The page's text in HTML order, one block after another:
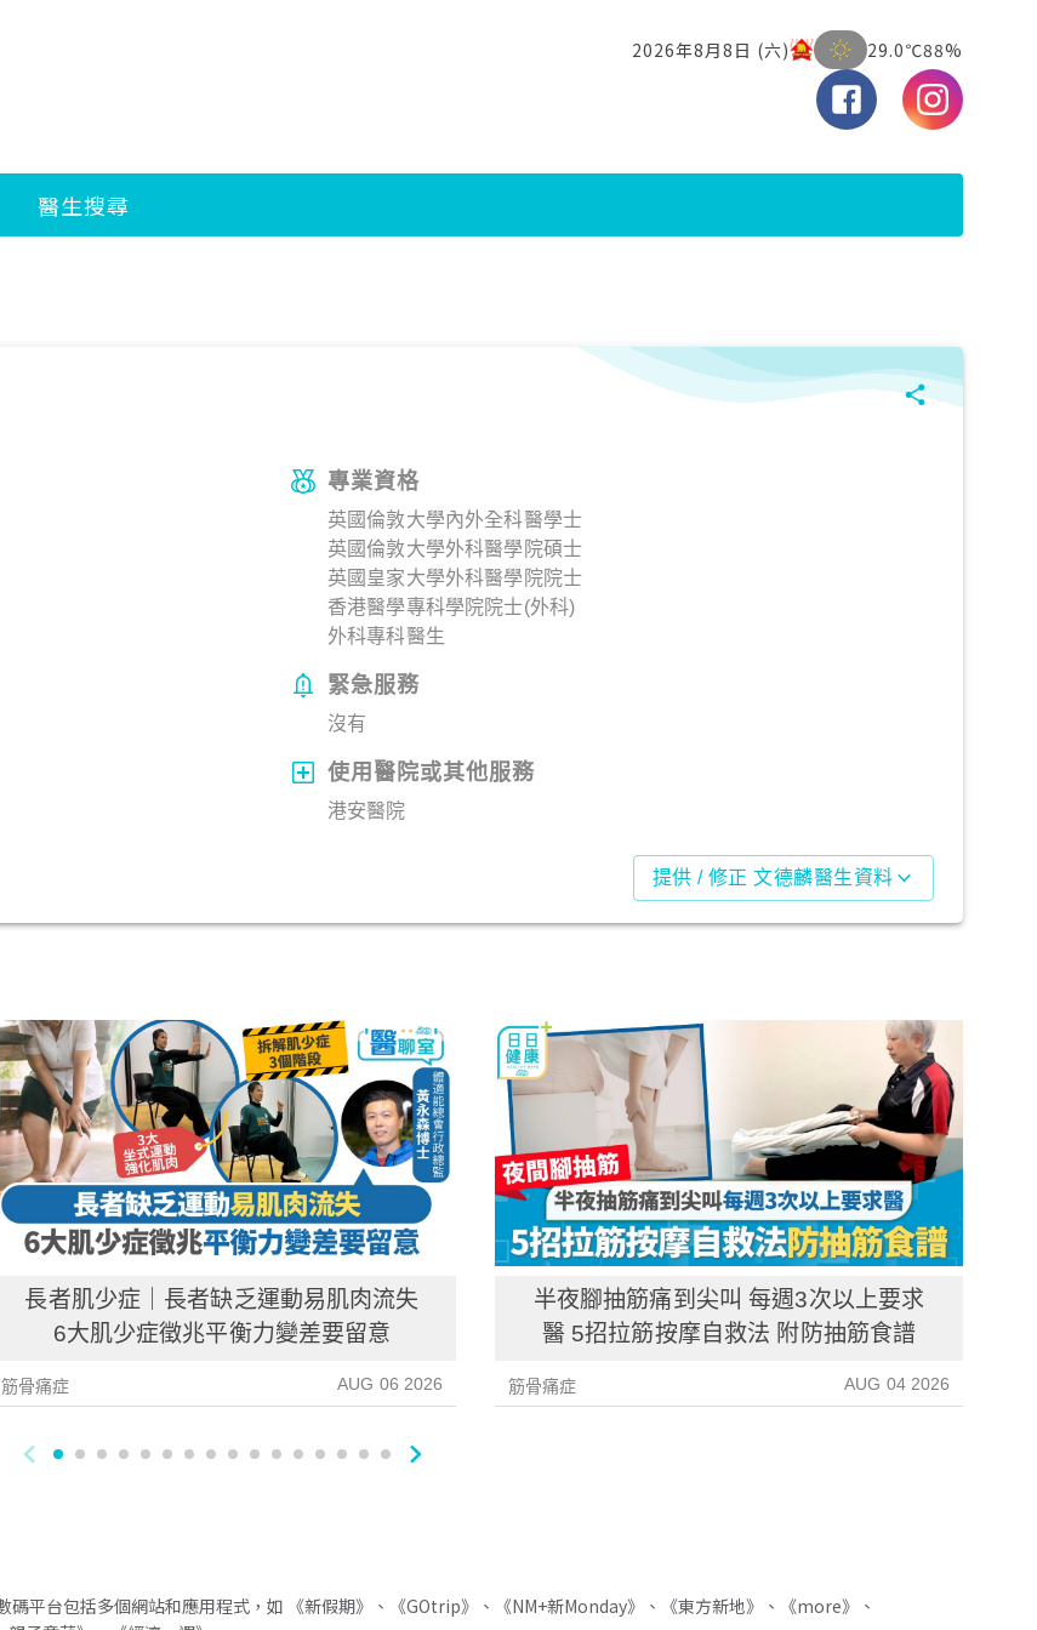
專業資格
英國倫敦大學內外全科醫學士
英國倫敦大學外科醫學院碩士
英國皇家大學外科醫學院院士
香港醫學專科學院院士(外科)
外科專科醫生
緊急服務
沒有
使用醫院或其他服務
港安醫院
提供 / 修正 文德麟醫生資料
長者肌少症｜長者缺乏運動易肌肉流失
6大肌少症徵兆平衡力變差要留意
筋骨痛症 AUG 06 2026
半夜腳抽筋痛到尖叫 每週3次以上要求
醫 5招拉筋按摩自救法 附防抽筋食譜
筋骨痛症 AUG 04 2026